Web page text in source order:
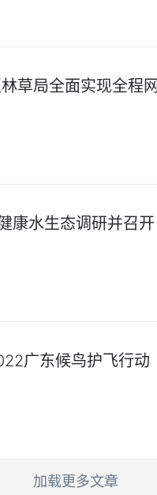
草局全面实现全程网
康水生态调研并召开
广东候鸟护飞行动
加载更多文章